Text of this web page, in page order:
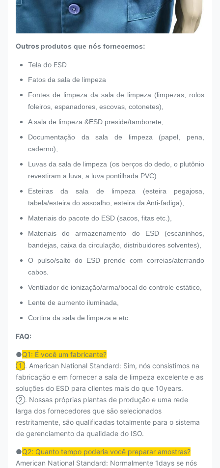
Outros produtos que nós fornecemos:
Tela do ESD
Fatos da sala de limpeza
Fontes de limpeza da sala de limpeza (limpezas, rolos
foleiros, espanadores, escovas, cotonetes),
A sala de limpeza &ESD preside/tamborete,
Documentação da sala de limpeza (papel, pena,
caderno),
Luvas da sala de limpeza (os berços do dedo, o plutônio
revestiram a luva, a luva pontilhada PVC)
Esteiras da sala de limpeza (esteira pegajosa,
tabela/esteira do assoalho, esteira da Anti-fadiga),
Materiais do pacote do ESD (sacos, fitas etc.),
Materiais do armazenamento do ESD (escaninhos,
bandejas, caixa da circulação, distribuidores solventes),
O pulso/salto do ESD prende com correias/aterrando
cabos.
Ventilador de ionização/arma/bocal do controle estático,
Lente de aumento iluminada,
Cortina da sala de limpeza e etc.
FAQ:
●Q1: É você um fabricante?
①. American National Standard: Sim, nós consistimos na
fabricação e em fornecer a sala de limpeza excelente e as
soluções do ESD para clientes mais do que 10years.
②. Nossas próprias plantas de produção e uma rede
larga dos fornecedores que são selecionados
restritamente, são qualificadas totalmente para o sistema
de gerenciamento da qualidade do ISO.
●Q2: Quanto tempo poderia você preparar amostras?
American National Standard: Normalmente 1days se nós